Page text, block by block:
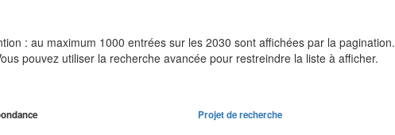
: au maximum 1000 entrées sur les 2030 sont affichées par la pagination.
pouvez utiliser la recherche avancée pour restreindre la liste à afficher.
Projet de recherche